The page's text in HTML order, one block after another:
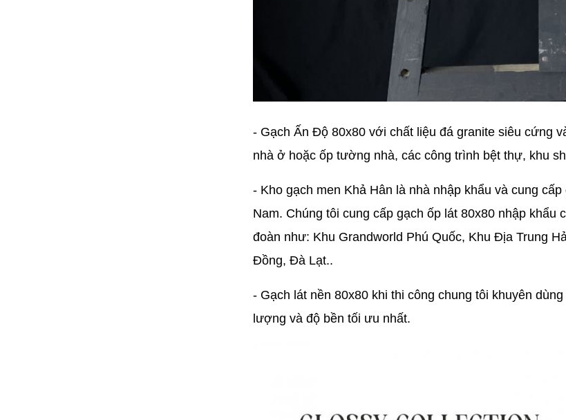
- Gạch Ấn Độ 80x80 với chất liệu đá granite siêu cứng
nhà ở hoặc ốp tường nhà, các công trình bệt thự, khu
- Kho gạch men Khả Hân là nhà nhập khẩu và cung cấp
Nam. Chúng tôi cung cấp gạch ốp lát 80x80 nhập
đoàn như: Khu Grandworld Phú Quốc, Khu Địa Trung
Đồng, Đà Lạt..
- Gạch lát nền 80x80 khi thi công chung tôi khuyên
lượng và độ bền tối ưu nhất.